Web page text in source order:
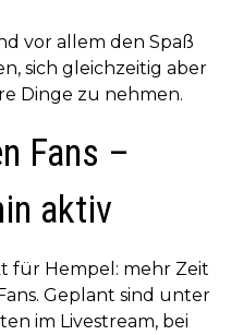
vor allem den Spaß
sich gleichzeitig aber
Dinge zu nehmen.
Fans –
aktiv
für Hempel: mehr Zeit
Geplant sind unter
im Livestream, bei